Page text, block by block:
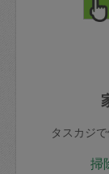
タスカジ
掃